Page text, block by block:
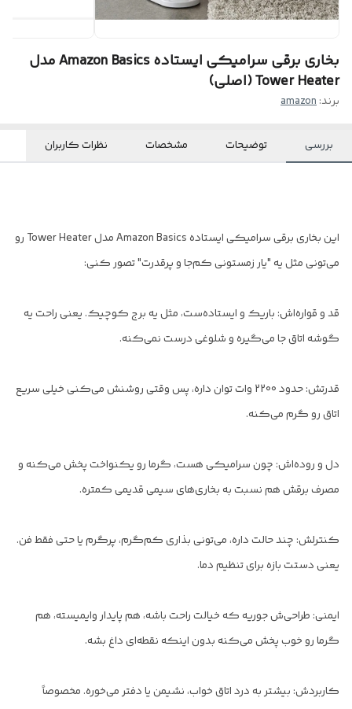
بخاری برقی سرامیکی ایستاده Amazon Basics مدل
Tower Heater (اصلی)
برند:amazon
بررسی توضیحات مشخصات نظرات کاربران
این بخاری برقی سرامیکی ایستاده Amazon Basics مدل Tower Heater رو
می‌تونی مثل یه "یار زمستونی کم‌جا و پرقدرت" تصور کنی:
قد و قواره‌اش: باریک و ایستاده‌ست، مثل یه برج کوچیک. یعنی راحت یه
گوشه اتاق جا می‌گیره و شلوغی درست نمی‌کنه.
قدرتش: حدود 2200 وات توان داره، پس وقتی روشنش می‌کنی خیلی سریع
اتاق رو گرم می‌کنه.
دل و روده‌اش: چون سرامیکی هست، گرما رو یکنواخت پخش می‌کنه و
مصرف برقش هم نسبت به بخاری‌های سیمی قدیمی کمتره.
کنترلش: چند حالت داره، می‌تونی بذاری کم‌گرم، پرگرم یا حتی فقط فن.
یعنی دستت بازه برای تنظیم دما.
ایمنی: طراحی‌ش جوریه که خیالت راحت باشه، هم پایدار وایمیسته، هم
گرما رو خوب پخش می‌کنه بدون اینکه نقطه‌ای داغ بشه.
کاربردش: بیشتر به درد اتاق خواب، نشیمن یا دفتر می‌خوره. مخصوصاً